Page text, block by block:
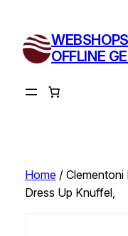
inhoud
OFFLINE
Home/ Clementoni
Dress Up Knuffel,